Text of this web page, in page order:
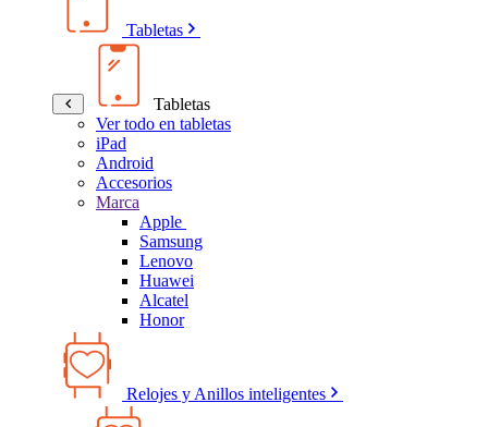
Tabletas
Tabletas
Ver todo en tabletas
iPad
Android
Accesorios
Marca
Apple
Samsung
Lenovo
Huawei
Alcatel
Honor
Relojes y Anillos inteligentes